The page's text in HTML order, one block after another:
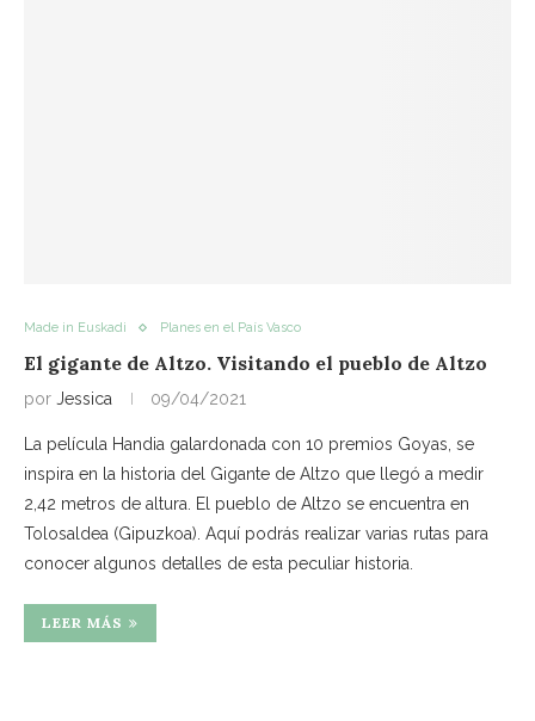
Made in Euskadi Planes en el País Vasco
El gigante de Altzo. Visitando el pueblo de Altzo
por Jessica 09/04/2021
La película Handia galardonada con 10 premios Goyas, se
inspira en la historia del Gigante de Altzo que llegó a medir
2,42 metros de altura. El pueblo de Altzo se encuentra en
Tolosaldea (Gipuzkoa). Aquí podrás realizar varias rutas para
conocer algunos detalles de esta peculiar historia.
LEER MÁS